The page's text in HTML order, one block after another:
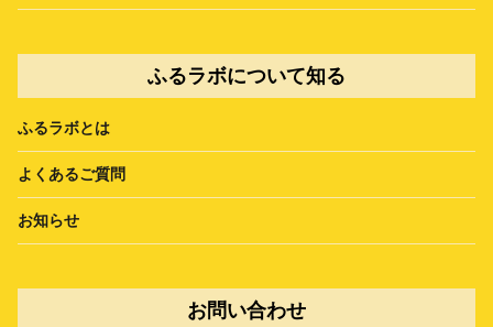
ふるラボについて知る
ふるラボとは
よくあるご質問
お知らせ
お問い合わせ